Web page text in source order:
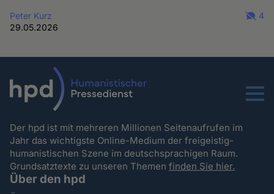
Peter Kurz
29.05.2026
4
Menu
Der hpd ist mit mehreren Millionen Seitenaufrufen im
Jahr das wichtigste Online-Medium der freigeistig-
humanistischen Szene im deutschsprachigen Raum.
Grundsatztexte zu unseren Themenfinden Sie hier.
Über den hpd